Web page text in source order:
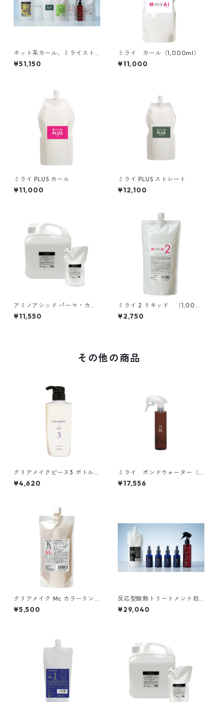
ホット系カール、ミライスト
レート初期導入セット
¥51,150
ミライ カール（1,000ml）
¥11,000
ミライ PLUS カール
¥11,000
ミライ PLUS ストレート
¥12,100
アミノアシッド パーマ・カー
リング専用レブリン酸（5000
ml）
¥11,550
ミライ 2 リキッド （1,000
ml）
¥2,750
その他の商品
クリアメイクピース3 ボトル
（600g）
¥4,620
ミライ ボンドウォーター（2
00ml × 6本）
¥17,556
クリアメイク Mc カラーリン
グ専用（500ml）
¥5,500
反応型酸熱トリートメント初
期導入セット
¥29,040